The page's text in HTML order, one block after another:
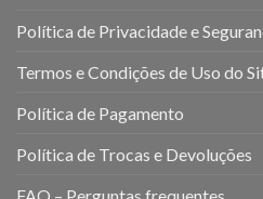
Política de Privacidade e
Termos e Condições de Uso do
Política de Pagamento
Política de Trocas e Devoluções